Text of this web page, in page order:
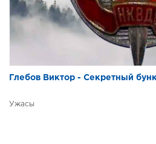
Глебов Виктор - Секретный
Ужасы